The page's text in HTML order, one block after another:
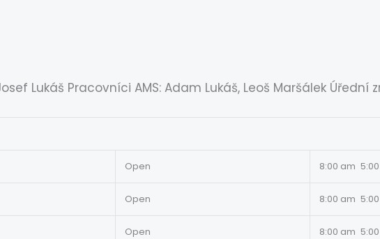
Lukáš Pracovníci AMS: Adam Lukáš, Leoš Maršálek Úřední
Open 8:00 am
Open 8:00 am
Open 8:00 am